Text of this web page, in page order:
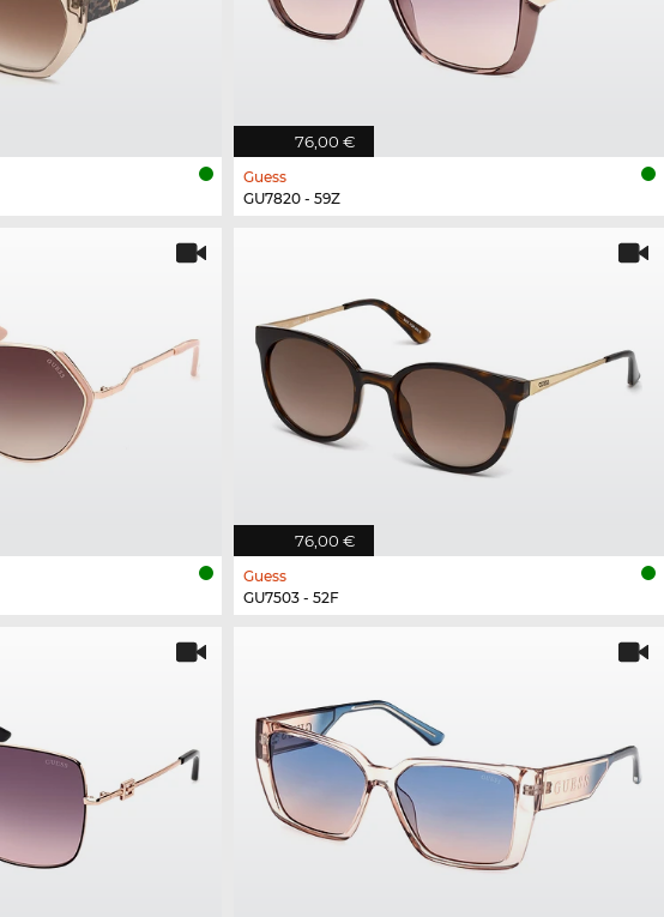
76,00 €
Guess
GU7820 - 59Z
76,00 €
Guess
GU7503 - 52F